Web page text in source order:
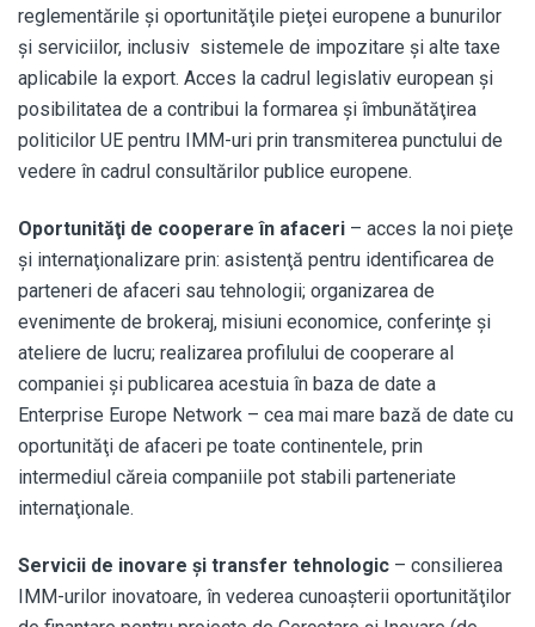
reglementările şi oportunităţile pieţei europene a bunurilor
şi serviciilor, inclusiv sistemele de impozitare şi alte taxe
aplicabile la export. Acces la cadrul legislativ european şi
posibilitatea de a contribui la formarea şi îmbunătăţirea
politicilor UE pentru IMM-uri prin transmiterea punctului de
vedere în cadrul consultărilor publice europene.
Oportunităţi de cooperare în afaceri – acces la noi pieţe
şi internaţionalizare prin: asistenţă pentru identificarea de
parteneri de afaceri sau tehnologii; organizarea de
evenimente de brokeraj, misiuni economice, conferinţe şi
ateliere de lucru; realizarea profilului de cooperare al
companiei şi publicarea acestuia în baza de date a
Enterprise Europe Network – cea mai mare bază de date cu
oportunităţi de afaceri pe toate continentele, prin
intermediul căreia companiile pot stabili parteneriate
internaţionale.
Servicii de inovare şi transfer tehnologic – consilierea
IMM-urilor inovatoare, în vederea cunoaşterii oportunităţilor